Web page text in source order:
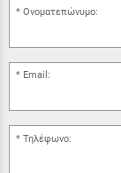
Ονοματεπώνυμο:
Email:
Τηλέφωνο: